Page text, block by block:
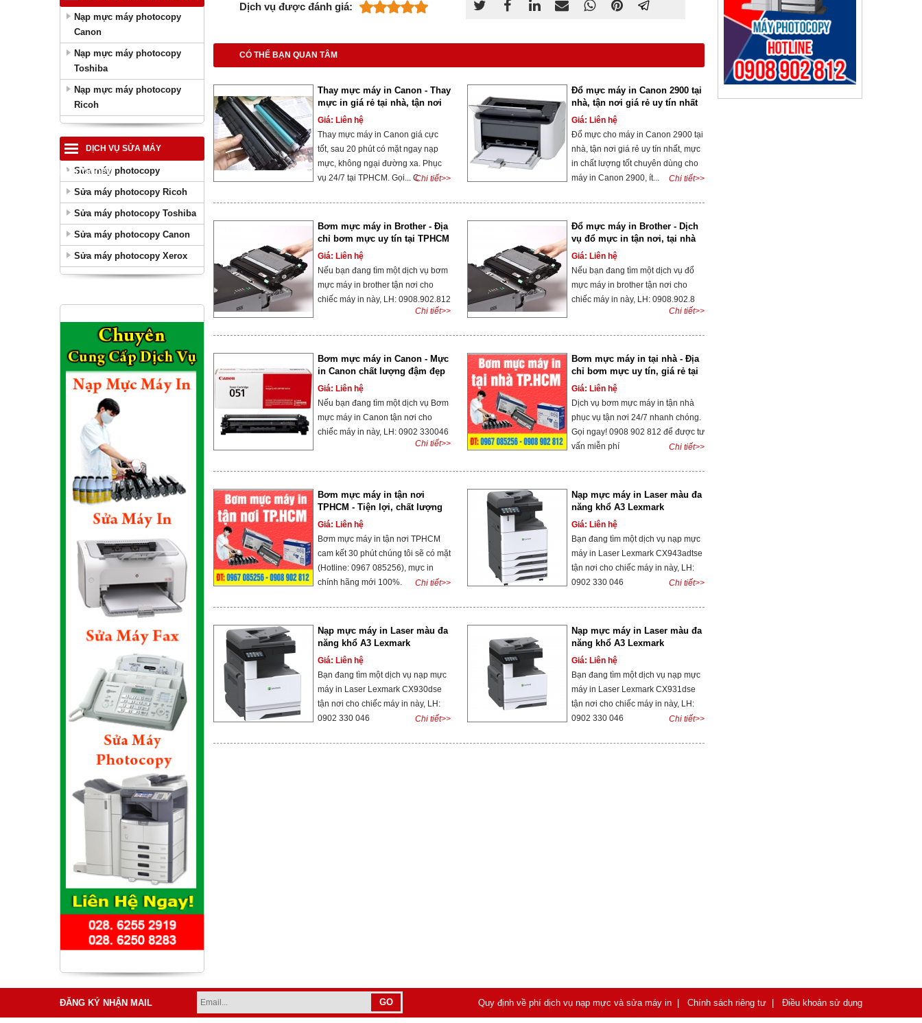
Nạp mực máy photocopy
Canon
Nạp mực máy photocopy
Toshiba
Nạp mực máy photocopy
Ricoh
DỊCH VỤ SỬA MÁY
PHOTOCOPY
Sửa máy photocopy
Sửa máy photocopy Ricoh
Sửa máy photocopy Toshiba
Sửa máy photocopy Canon
Sửa máy photocopy Xerox
Dịch vụ được đánh giá:
CÓ THỂ BẠN QUAN TÂM
Thay mực máy in Canon - Thay
mực in giá rẻ tại nhà, tận nơi
Giá: Liên hệ
Thay mực máy in Canon giá cực
tốt, sau 20 phút có mặt ngay nạp
mực, không ngại đường xa. Phục
vụ 24/7 tại TPHCM. Gọi... CChi tiết>>
Đổ mực máy in Canon 2900 tại
nhà, tận nơi giá rẻ uy tín nhất
Giá: Liên hệ
Đổ mực cho máy in Canon 2900 tại
nhà, tận nơi giá rẻ uy tín nhất, mực
in chất lượng tốt chuyên dùng cho
máy in Canon 2900, ít...
Chi tiết>>
Bơm mực máy in Brother - Địa
chỉ bơm mực uy tín tại TPHCM
Giá: Liên hệ
Nếu bạn đang tìm một dịch vụ bơm
mực máy in brother tận nơi cho
chiếc máy in này, LH: 0908.902.812
Chi tiết>>
Đổ mực máy in Brother - Dịch
vụ đổ mực in tận nơi, tại nhà
Giá: Liên hệ
Nếu bạn đang tìm một dịch vụ đổ
mực máy in brother tận nơi cho
chiếc máy in này, LH: 0908.902.8
Chi tiết>>
Bơm mực máy in Canon - Mực
in Canon chất lượng đậm đẹp
Giá: Liên hệ
Nếu bạn đang tìm một dịch vụ Bơm
mực máy in Canon tận nơi cho
chiếc máy in này, LH: 0902 330046
Chi tiết>>
Bơm mực máy in tại nhà - Địa
chỉ bơm mực uy tín, giá rẻ tại
Sài Gòn
Giá: Liên hệ
Dịch vụ bơm mực máy in tận nhà
phục vụ tận nơi 24/7 nhanh chóng.
Gọi ngay! 0908 902 812 để được tư
vấn miễn phí
Chi tiết>>
Bơm mực máy in tận nơi
TPHCM - Tiện lợi, chất lượng
và tiết kiệm thời gian
Giá: Liên hệ
Bơm mực máy in tận nơi TPHCM
cam kết 30 phút chúng tôi sẽ có mặt
(Hotline: 0967 085256), mực in
chính hãng mới 100%.
Chi tiết>>
Nạp mực máy in Laser màu đa
năng khổ A3 Lexmark
CX943adtse
Giá: Liên hệ
Bạn đang tìm một dịch vụ nạp mực
máy in Laser Lexmark CX943adtse
tận nơi cho chiếc máy in này, LH:
0902 330 046
Chi tiết>>
Nạp mực máy in Laser màu đa
năng khổ A3 Lexmark
CX930dse
Giá: Liên hệ
Bạn đang tìm một dịch vụ nạp mực
máy in Laser Lexmark CX930dse
tận nơi cho chiếc máy in này, LH:
0902 330 046
Chi tiết>>
Nạp mực máy in Laser màu đa
năng khổ A3 Lexmark
CX931dse
Giá: Liên hệ
Bạn đang tìm một dịch vụ nạp mực
máy in Laser Lexmark CX931dse
tận nơi cho chiếc máy in này, LH:
0902 330 046
Chi tiết>>
ĐĂNG KÝ NHẬN MAIL Quy định về phí dịch vụ nạp mực và sửa máy in Chính sách riêng tư Điều khoản sử dụng